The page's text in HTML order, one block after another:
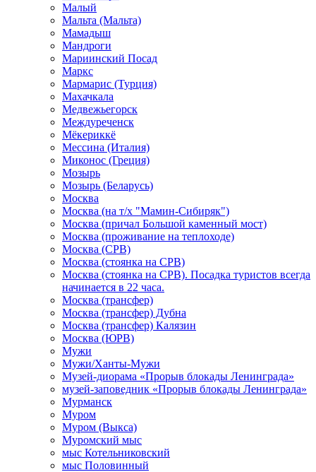
Малый
Мальта (Мальта)
Мамадыш
Мандроги
Мариинский Посад
Маркс
Мармарис (Турция)
Махачкала
Медвежьегорск
Междуреченск
Мёкериккё
Мессина (Италия)
Миконос (Греция)
Мозырь
Мозырь (Беларусь)
Москва
Москва (на т/х "Мамин-Сибиряк")
Москва (причал Большой каменный мост)
Москва (проживание на теплоходе)
Москва (СРВ)
Москва (стоянка на СРВ)
Москва (стоянка на СРВ). Посадка туристов всегда
начинается в 22 часа.
Москва (трансфер)
Москва (трансфер) Дубна
Москва (трансфер) Калязин
Москва (ЮРВ)
Мужи
Мужи/Ханты-Мужи
Музей-диорама «Прорыв блокады Ленинграда»
музей-заповедник «Прорыв блокады Ленинграда»
Мурманск
Муром
Муром (Выкса)
Муромский мыс
мыс Котельниковский
мыс Половинный